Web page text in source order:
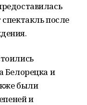
после
Белорецка и
были
и